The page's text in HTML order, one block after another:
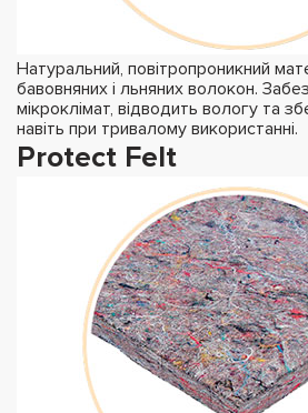
Натуральний, повітропроникний
бавовняних і льняних волокон.
мікроклімат, відводить вологу та
навіть при тривалому використанні.
Protect Felt